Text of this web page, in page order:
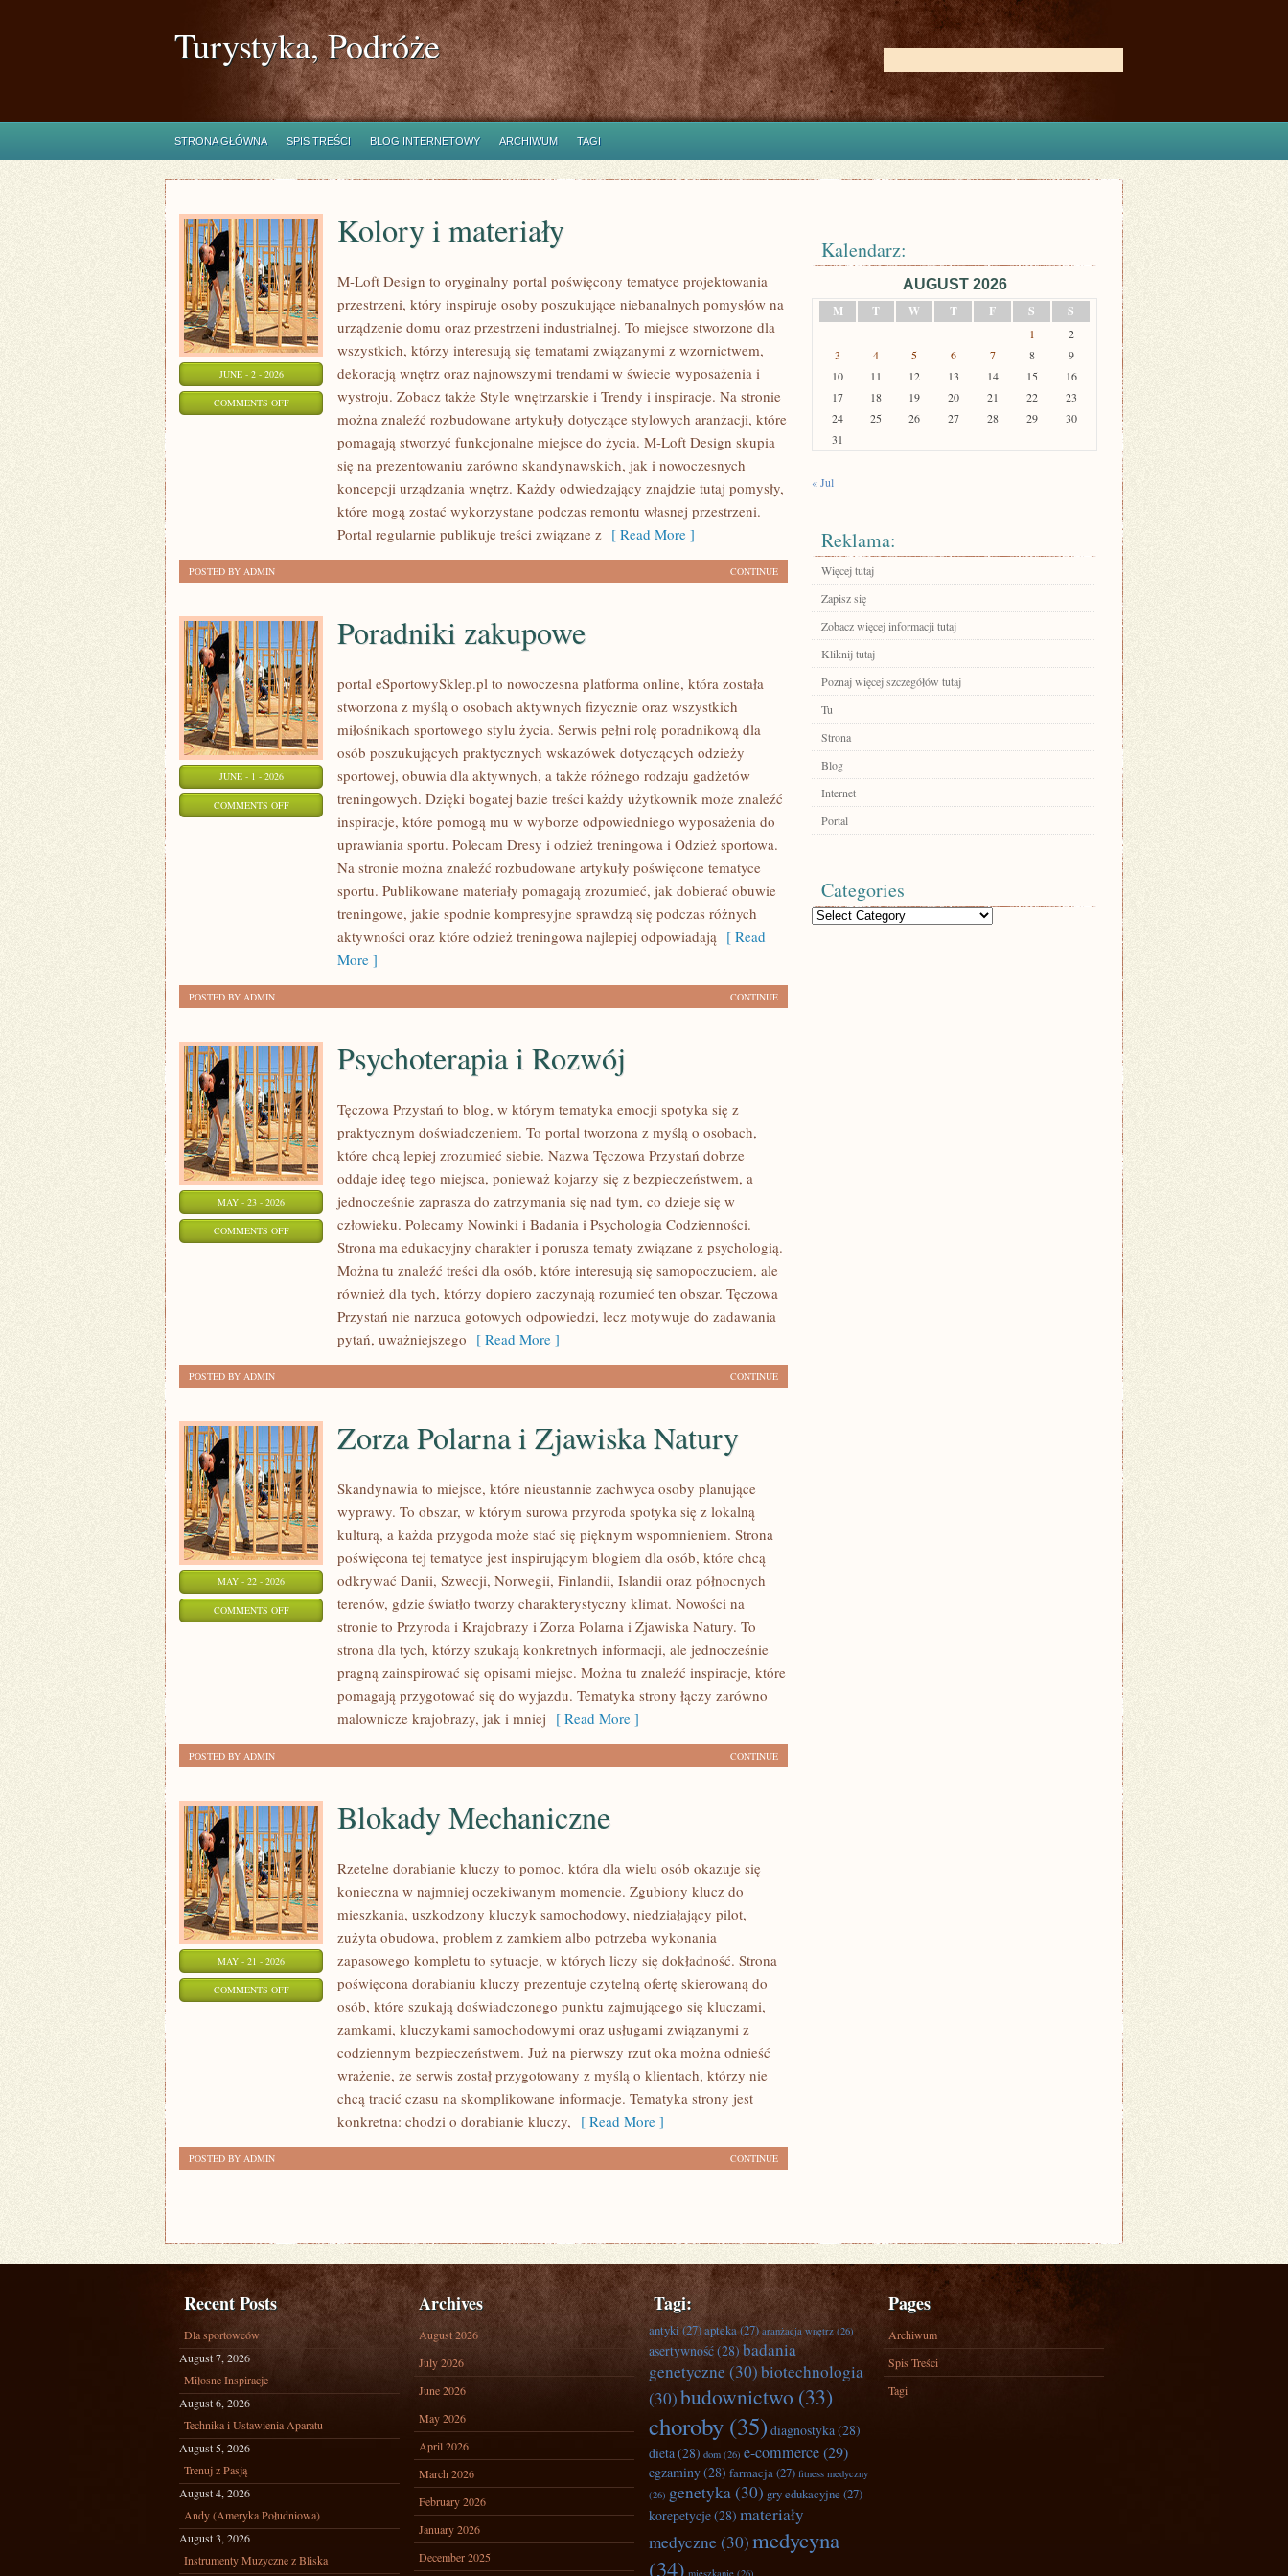
Turystyka, Podróże
STRONA GŁÓWNA SPIS TREŚCI BLOG INTERNETOWY ARCHIWUM TAGI
JUNE - 2 - 2026
COMMENTS OFFON
MATERIAŁY
Kolory i materiały
M-Loft Design to oryginalny portal poświęcony tematyce projektowania
przestrzeni, który inspiruje osoby poszukujące niebanalnych pomysłów na
urządzenie domu oraz przestrzeni industrialnej. To miejsce stworzone dla
wszystkich, którzy interesują się tematami związanymi z wzornictwem,
dekoracją wnętrz oraz najnowszymi trendami w świecie wyposażenia i
wystroju. Zobacz także Style wnętrzarskie i Trendy i inspiracje. Na stronie
można znaleźć rozbudowane artykuły dotyczące stylowych aranżacji, które
pomagają stworzyć funkcjonalne miejsce do życia. M-Loft Design skupia
się na prezentowaniu zarówno skandynawskich, jak i nowoczesnych
koncepcji urządzania wnętrz. Każdy odwiedzający znajdzie tutaj pomysły,
które mogą zostać wykorzystane podczas remontu własnej przestrzeni.
Portal regularnie publikuje treści związane z [ Read More ]
CONTINUE
POSTED BY ADMIN
JUNE - 1 - 2026
COMMENTS OFFON
PORADNIKI
ZAKUPOWE
Poradniki zakupowe
portal eSportowySklep.pl to nowoczesna platforma online, która została
stworzona z myślą o osobach aktywnych fizycznie oraz wszystkich
miłośnikach sportowego stylu życia. Serwis pełni rolę poradnikową dla
osób poszukujących praktycznych wskazówek dotyczących odzieży
sportowej, obuwia dla aktywnych, a także różnego rodzaju gadżetów
treningowych. Dzięki bogatej bazie treści każdy użytkownik może znaleźć
inspiracje, które pomogą mu w wyborze odpowiedniego wyposażenia do
uprawiania sportu. Polecam Dresy i odzież treningowa i Odzież sportowa.
Na stronie można znaleźć rozbudowane artykuły poświęcone tematyce
sportu. Publikowane materiały pomagają zrozumieć, jak dobierać obuwie
treningowe, jakie spodnie kompresyjne sprawdzą się podczas różnych
aktywności oraz które odzież treningowa najlepiej odpowiadają [ Read
More ]
CONTINUE
POSTED BY ADMIN
MAY - 23 - 2026
COMMENTS OFFON
PSYCHOTERAPIA
Psychoterapia i Rozwój
Tęczowa Przystań to blog, w którym tematyka emocji spotyka się z
praktycznym doświadczeniem. To portal tworzona z myślą o osobach,
które chcą lepiej zrozumieć siebie. Nazwa Tęczowa Przystań dobrze
oddaje ideę tego miejsca, ponieważ kojarzy się z bezpieczeństwem, a
jednocześnie zaprasza do zatrzymania się nad tym, co dzieje się w
człowieku. Polecamy Nowinki i Badania i Psychologia Codzienności.
Strona ma edukacyjny charakter i porusza tematy związane z psychologią.
Można tu znaleźć treści dla osób, które interesują się samopoczuciem, ale
również dla tych, którzy dopiero zaczynają rozumieć ten obszar. Tęczowa
Przystań nie narzuca gotowych odpowiedzi, lecz motywuje do zadawania
pytań, uważniejszego [ Read More ]
CONTINUE
POSTED BY ADMIN
MAY - 22 - 2026
COMMENTS OFFON
Zorza Polarna i Zjawiska Natury
Skandynawia to miejsce, które nieustannie zachwyca osoby planujące
wyprawy. To obszar, w którym surowa przyroda spotyka się z lokalną
kulturą, a każda przygoda może stać się pięknym wspomnieniem. Strona
poświęcona tej tematyce jest inspirującym blogiem dla osób, które chcą
odkrywać Danii, Szwecji, Norwegii, Finlandii, Islandii oraz północnych
terenów, gdzie światło tworzy charakterystyczny klimat. Nowości na
stronie to Przyroda i Krajobrazy i Zorza Polarna i Zjawiska Natury. To
strona dla tych, którzy szukają konkretnych informacji, ale jednocześnie
pragną zainspirować się opisami miejsc. Można tu znaleźć inspiracje, które
pomagają przygotować się do wyjazdu. Tematyka strony łączy zarówno
malownicze krajobrazy, jak i mniej [ Read More ]
CONTINUE
POSTED BY ADMIN
MAY - 21 - 2026
COMMENTS OFFON
MECHANICZNE
Blokady Mechaniczne
Rzetelne dorabianie kluczy to pomoc, która dla wielu osób okazuje się
konieczna w najmniej oczekiwanym momencie. Zgubiony klucz do
mieszkania, uszkodzony kluczyk samochodowy, niedziałający pilot,
zużyta obudowa, problem z zamkiem albo potrzeba wykonania
zapasowego kompletu to sytuacje, w których liczy się dokładność. Strona
poświęcona dorabianiu kluczy prezentuje czytelną ofertę skierowaną do
osób, które szukają doświadczonego punktu zajmującego się kluczami,
zamkami, kluczykami samochodowymi oraz usługami związanymi z
codziennym bezpieczeństwem. Już na pierwszy rzut oka można odnieść
wrażenie, że serwis został przygotowany z myślą o klientach, którzy nie
chcą tracić czasu na skomplikowane informacje. Tematyka strony jest
konkretna: chodzi o dorabianie kluczy, [ Read More ]
CONTINUE
POSTED BY ADMIN
Kalendarz:
AUGUST 2026
M
T W T F S S
1
2
3
4 5 6 7 8
9
10
11 12 13 14 15
16
17
18 19 20 21 22
23
24
25 26 27 28 29
30
31
« Jul
Reklama:
Więcej tutaj
Zapisz się
Zobacz więcej informacji tutaj
Kliknij tutaj
Poznaj więcej szczegółów tutaj
Tu
Strona
Blog
Internet
Portal
Categories
Categories
Recent Posts
Dla sportowców
August 7, 2026
Miłosne Inspiracje
August 6, 2026
Technika i Ustawienia Aparatu
August 5, 2026
Trenuj z Pasją
August 4, 2026
Andy (Ameryka Południowa)
August 3, 2026
Instrumenty Muzyczne z Bliska
Archives
August 2026
July 2026
June 2026
May 2026
April 2026
March 2026
February 2026
January 2026
December 2025
Tagi:
antyki(27)apteka(27) aranżacja wnętrz (26)
asertywność(28) badania
genetyczne (30)biotechnologia
(30)budownictwo (33)
choroby (35) diagnostyka(28)
dieta(28) dom (26) e-commerce(29)
egzaminy(28) farmacja(27) fitness medyczny
(26) genetyka(30) gry edukacyjne (27)
korepetycje(28) materiały
medyczne (30)medycyna
(34) mieszkanie (26)
Pages
Archiwum
Spis Treści
Tagi